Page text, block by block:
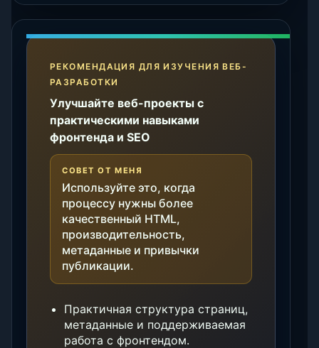
РЕКОМЕНДАЦИЯ ДЛЯ ИЗУЧЕНИЯ ВЕБ-
РАЗРАБОТКИ
Улучшайте веб-проекты с
практическими навыками
фронтенда и SEO
СОВЕТ ОТ МЕНЯ
Используйте это, когда
процессу нужны более
качественный HTML,
производительность,
метаданные и привычки
публикации.
Практичная структура страниц,
метаданные и поддерживаемая
работа с фронтендом.